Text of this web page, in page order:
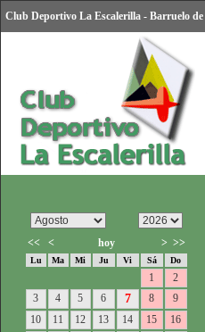
Club Deportivo La Escalerilla - Barruelo
<< < hoy > >>
Lu Ma Mi Ju Vi Sá Do
1
2
3
4 5 6 7 8
9
10
11 12 13 14 15
16